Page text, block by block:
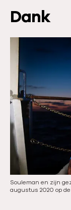
Dank
Souleman en zijn
augustus 2020 op